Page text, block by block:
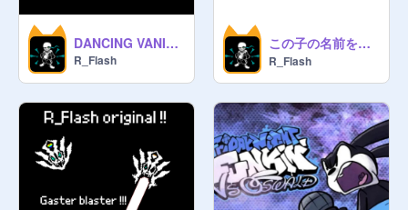
DANCING VANIA V4 !!!
R_Flash
この子の名前を決めてください！
R_Flash